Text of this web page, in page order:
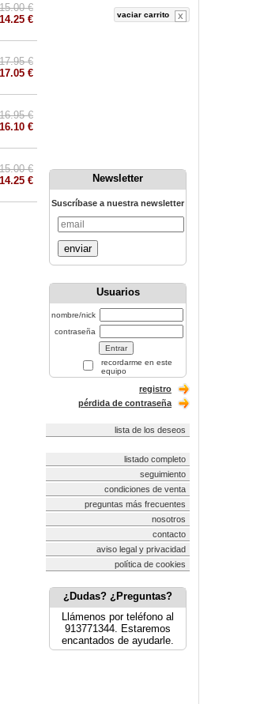
15.00 €
14.25 €
17.95 €
17.05 €
16.95 €
16.10 €
15.00 €
14.25 €
vaciar carrito
Newsletter
Suscríbase a nuestra newsletter
enviar
Usuarios
nombre/nick
contraseña
recordarme en este
equipo
registro
pérdida de contraseña
lista de los deseos
listado completo
seguimiento
condiciones de venta
preguntas más frecuentes
nosotros
contacto
aviso legal y privacidad
política de cookies
¿Dudas? ¿Preguntas?
Llámenos por teléfono al
913771344. Estaremos
encantados de ayudarle.